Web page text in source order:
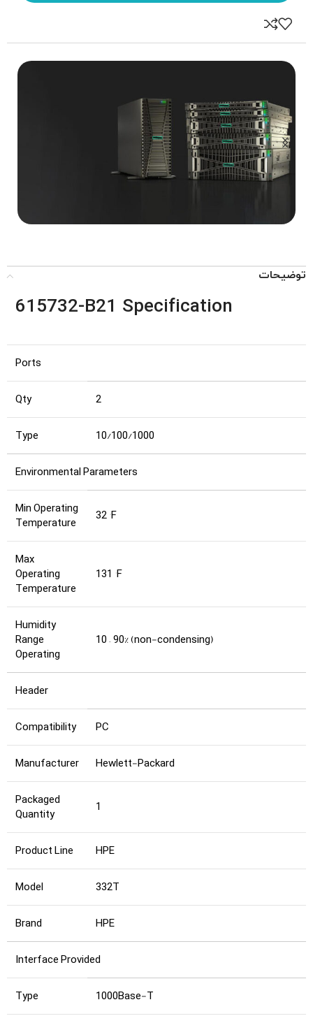
NAS,
STORAGE
توضیحات
615732-B21 Specification
Ports
Qty
2
Type
10/100/1000
Environmental Parameters
Min Operating
Temperature 32 °F
Max
Operating
Temperature
131 °F
Humidity
Range
Operating
10 – 90% (non-condensing)
Header
Compatibility
PC
Manufacturer
Hewlett-Packard
Packaged
Quantity 1
Product Line
HPE
Model
332T
Brand
HPE
Interface Provided
Type
1000Base-T